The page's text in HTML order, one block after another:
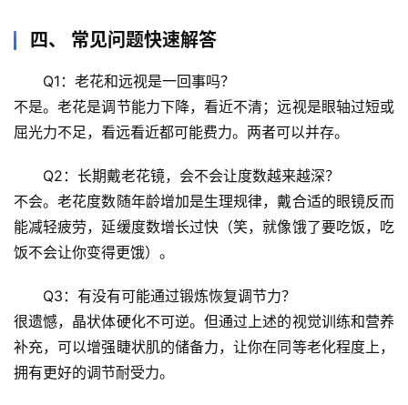
求
真
四、 常见问题快速解答
Q1：老花和远视是一回事吗？
不是。老花是调节能力下降，看近不清；远视是眼轴过短或
屈光力不足，看远看近都可能费力。两者可以并存。
Q2：长期戴老花镜，会不会让度数越来越深？
不会。老花度数随年龄增加是生理规律，戴合适的眼镜反而
能减轻疲劳，延缓度数增长过快（笑，就像饿了要吃饭，吃
饭不会让你变得更饿）。
Q3：有没有可能通过锻炼恢复调节力？
很遗憾，晶状体硬化不可逆。但通过上述的视觉训练和营养
补充，可以增强睫状肌的储备力，让你在同等老化程度上，
拥有更好的调节耐受力。